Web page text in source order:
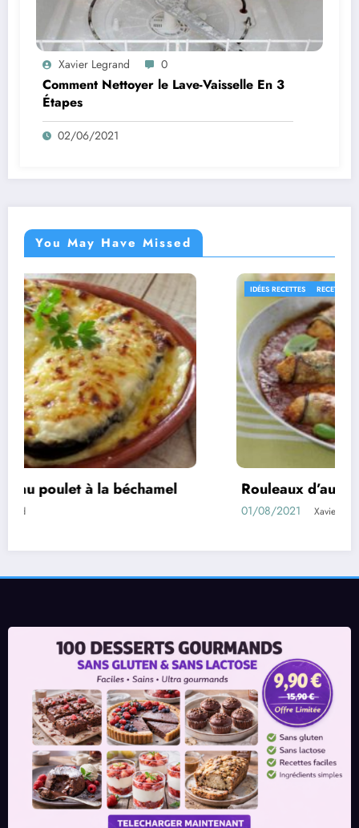
Xavier Legrand 0
Comment Nettoyer le Lave-Vaisselle En 3
Étapes
02/06/2021
You May Have Missed
farcies
RECETTES
Confiture d’abricots
11/05/2021 Xavier Legrand